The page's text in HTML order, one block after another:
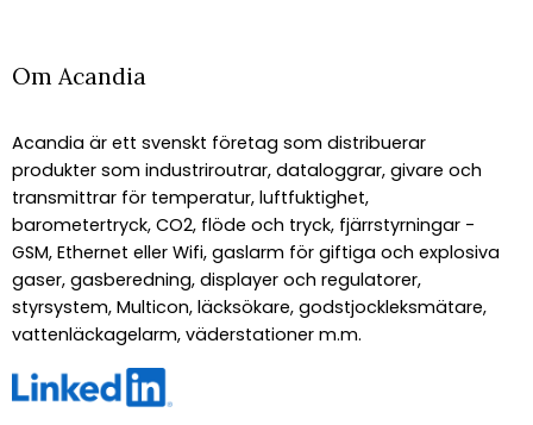
Om Acandia
Acandia är ett svenskt företag som distribuerar
produkter som industriroutrar, dataloggrar, givare och
transmittrar för temperatur, luftfuktighet,
barometertryck, CO2, flöde och tryck, fjärrstyrningar -
GSM, Ethernet eller Wifi, gaslarm för giftiga och explosiva
gaser, gasberedning, displayer och regulatorer,
styrsystem, Multicon, läcksökare, godstjockleksmätare,
vattenläckagelarm, väderstationer m.m.